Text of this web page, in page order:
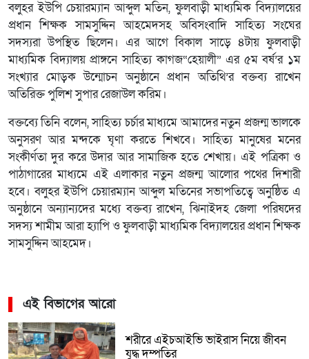
বলুহর ইউপি চেয়ারম্যান আব্দুল মতিন, ফুলবাড়ী মাধ্যমিক বিদ্যালয়ের
প্রধান শিক্ষক সামসুদ্দিন আহমেদসহ অবিসংবাদি সাহিত্য সংঘের
সদস্যরা উপস্থিত ছিলেন। এর আগে বিকাল সাড়ে ৪টায় ফুলবাড়ী
মাধ্যমিক বিদ্যালয় প্রাঙ্গনে সাহিত্য কাগজ“হেয়ালী” এর ৫ম বর্ষ’র ১ম
সংখ্যার মোড়ক উন্মোচন অনুষ্ঠানে প্রধান অতিথি’র বক্তব্য রাখেন
অতিরিক্ত পুলিশ সুপার রেজাউল করিম।
বক্তব্যে তিনি বলেন, সাহিত্য চর্চার মাধ্যমে আমাদের নতুন প্রজন্ম ভালকে
অনুসরণ আর মন্দকে ঘৃণা করতে শিখবে। সাহিত্য মানুষের মনের
সংকীর্ণতা দুর করে উদার আর সামাজিক হতে শেখায়। এই পত্রিকা ও
পাঠাগারের মাধ্যমে এই এলাকার নতুন প্রজন্ম আলোর পথের দিশারী
হবে। বলুহর ইউপি চেয়ারম্যান আব্দুল মতিনের সভাপতিত্বে অনুষ্ঠিত এ
অনুষ্ঠানে অন্যান্যদের মধ্যে বক্তব্য রাখেন, ঝিনাইদহ জেলা পরিষদের
সদস্য শামীম আরা হ্যাপি ও ফুলবাড়ী মাধ্যমিক বিদ্যালয়ের প্রধান শিক্ষক
সামসুদ্দিন আহমেদ।
এই বিভাগের আরো
শরীরে এইচআইভি ভাইরাস নিয়ে জীবন
যুদ্ধ দম্পতির